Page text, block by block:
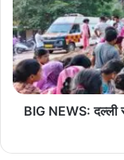
में
परीक्षा
की
नई
तारीख
का
होगा
राजहरा
में
बड़ा
हादसा,
मलबे
में
दबनेBIG NEWS: दल्ली